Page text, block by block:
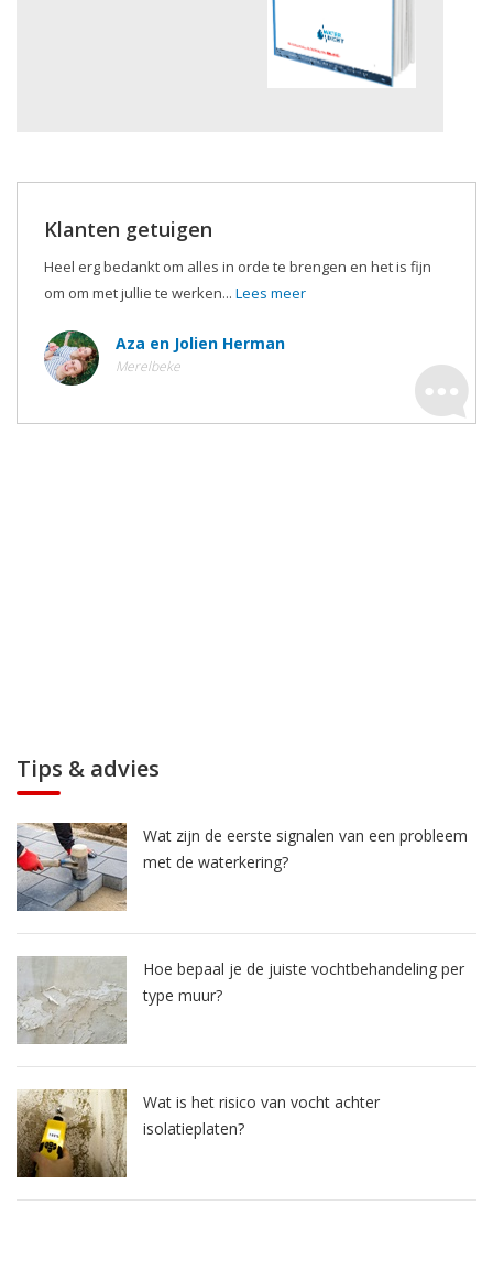
Klanten getuigen
Heel erg bedankt om alles in orde te brengen en het is fijn
om om met jullie te werken... Lees meer
Aza en Jolien Herman
Merelbeke
Tips & advies
Wat zijn de eerste signalen van een probleem
met de waterkering?
Hoe bepaal je de juiste vochtbehandeling per
type muur?
Wat is het risico van vocht achter
isolatieplaten?